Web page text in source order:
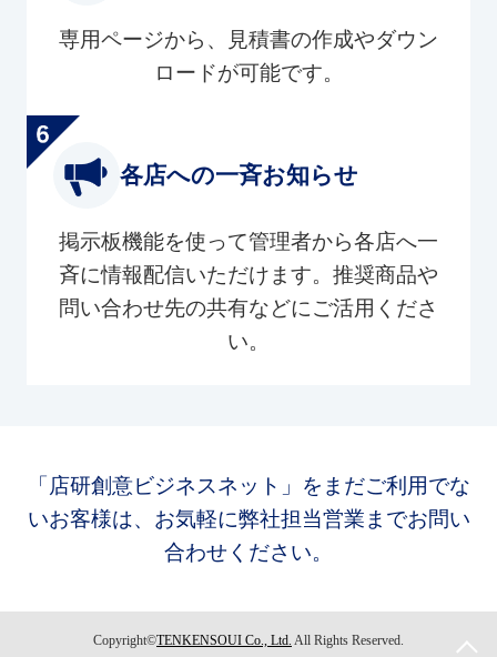
専用ページから、見積書の作成やダウン
ロードが可能です。
各店への一斉お知らせ
掲示板機能を使って管理者から各店へ一
斉に情報配信いただけます。推奨商品や
問い合わせ先の共有などにご活用くださ
い。
「店研創意ビジネスネット」をまだご利用でな
いお客様は、お気軽に弊社担当営業までお問い
合わせください。
Copyright©TENKENSOUI Co., Ltd. All Rights Reserved.